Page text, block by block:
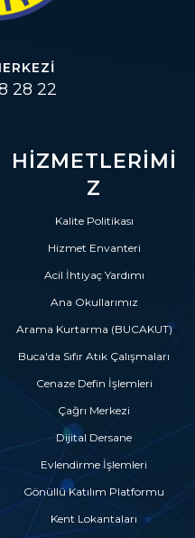
28 22
HIZMETLERIMI
Z
Kalite Politikası
Hizmet Envanteri
Acil İhtiyaç Yardımı
Ana Okullarımız
Arama Kurtarma (BUCAKUT)
Buca'da Sıfır Atık Çalışmaları
Cenaze Defin İşlemleri
Çağrı Merkezi
Dijital Dersane
Evlendirme İşlemleri
Gönüllü Katılım Platformu
Kent Lokantaları